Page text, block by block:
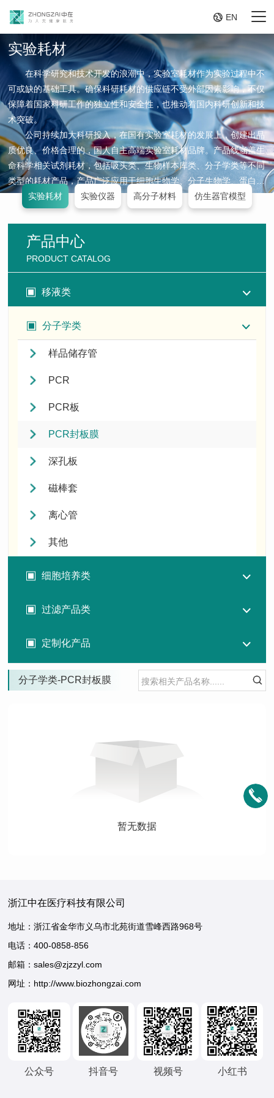
 EN
实验耗材
在科学研究和技术开发的浪潮中，实验室耗材作为实验过程中不
可或缺的基础工具。确保科研耗材的供应链不受外部因素影响，不仅
保障着国家科研工作的独立性和安全性，也推动着国内科研创新和技
术突破。
公司持续加大科研投入，在国有实验室耗材的发展上，创建出品
质优良、价格合理的，国人自主高端实验室耗材品牌。产品线涵盖生
命科学相关试剂耗材，包括吸头类、生物样本库类、分子学类等不同
类型的耗材产品，产品广泛应用于细胞生物学、分子生物学、蛋白组
学、生物化学等学科,为国内各高等院校、研究机构和相关企事业单
位提供配套产品。产品以其优良的品质受到广大客户的一致认可。
实验耗材 实验仪器 高分子材料 仿生器官模型
产品中心
PRODUCT CATALOG
移液类
分子学类
样品储存管
PCR
PCR板
PCR封板膜
深孔板
磁棒套
离心管
其他
细胞培养类
过滤产品类
定制化产品
分子学类-PCR封板膜 
暂无数据
浙江中在医疗科技有限公司
地址：浙江省金华市义乌市北苑街道雪峰西路968号
电话：400-0858-856
邮箱：sales@zjzzyl.com
网址：http://www.biozhongzai.com
公众号 抖音号 视频号 小红书